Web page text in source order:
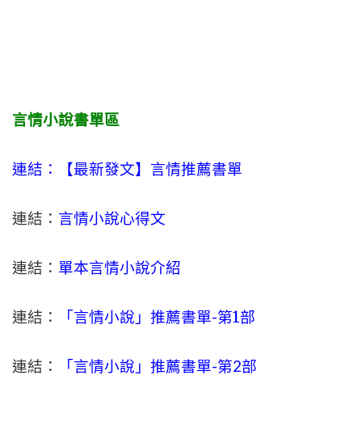
言情小說書單區
連結：【最新發文】 言情推薦書單
連結： 言情小說心得文
連結： 單本言情小說介紹
連結： 「言情小說」推薦書單-第1部
連結： 「言情小說」推薦書單-第2部